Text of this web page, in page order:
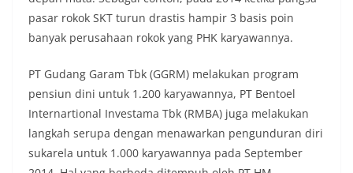
pasar rokok SKT turun drastis hampir 3 basis poin
banyak perusahaan rokok yang PHK karyawannya.
PT Gudang Garam Tbk (GGRM) melakukan program
pensiun dini untuk 1.200 karyawannya, PT Bentoel
Internartional Investama Tbk (RMBA) juga melakukan
langkah serupa dengan menawarkan pengunduran diri
sukarela untuk 1.000 karyawannya pada September